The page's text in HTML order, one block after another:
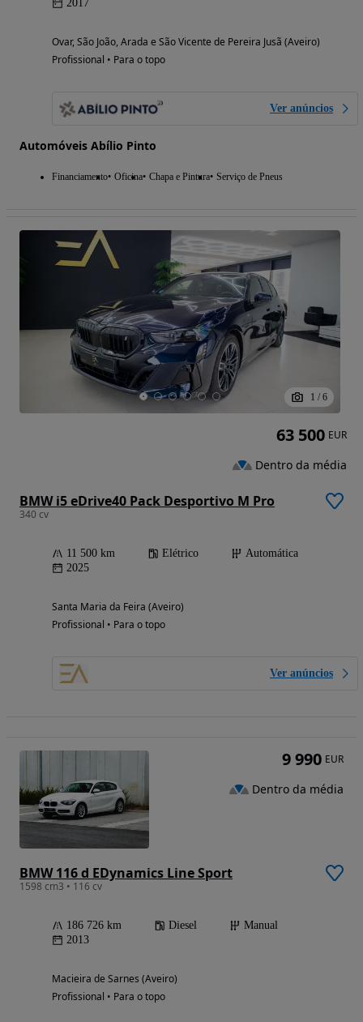
2017
Ovar, São João, Arada e São Vicente de Pereira Jusã (Aveiro)
Profissional • Para o topo
Ver anúncios
Automóveis Abílio Pinto
Financiamento Oficina Chapa e Pintura Serviço de Pneus
1 / 6
BMW i5 eDrive40 Pack Desportivo M Pro
340 cv
11 500 km Elétrico
Automática
2025
Santa Maria da Feira (Aveiro)
Profissional • Para o topo
Ver anúncios
63 500 EUR
Dentro da média
BMW 116 d EDynamics Line Sport
1598 cm3 • 116 cv
186 726 km Diesel
Manual
2013
Macieira de Sarnes (Aveiro)
Profissional • Para o topo
9 990 EUR
Dentro da média